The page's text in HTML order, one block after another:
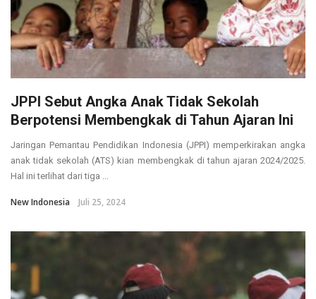
JPPI Sebut Angka Anak Tidak Sekolah
Berpotensi Membengkak di Tahun Ajaran Ini
Jaringan Pemantau Pendidikan Indonesia (JPPI) memperkirakan angka
anak tidak sekolah (ATS) kian membengkak di tahun ajaran 2024/2025.
Hal ini terlihat dari tiga ...
New Indonesia Juli 25, 2024